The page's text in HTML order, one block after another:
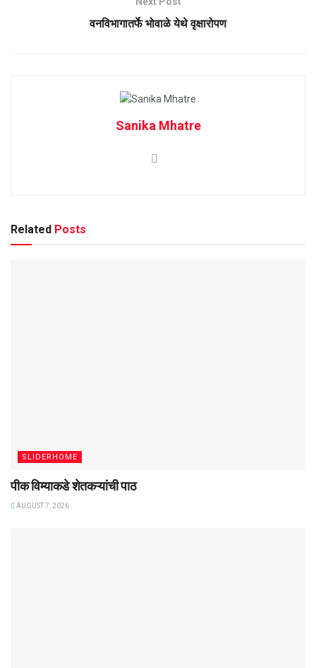
वनविभागातर्फे भोवाळे येथे वृक्षारोपण
Sanika Mhatre
Related Posts
SLIDERHOME
पीक विम्याकडे शेतकऱ्यांची पाठ
AUGUST 7, 2026